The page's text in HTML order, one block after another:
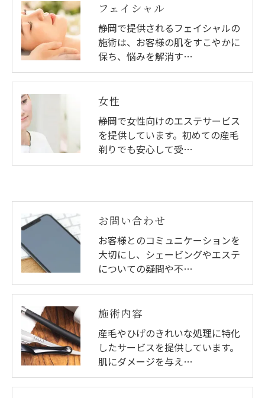
フェイシャル
静岡で提供されるフェイシャルの
施術は、お客様の肌をすこやかに
保ち、悩みを解消す…
女性
静岡で女性向けのエステサービス
を提供しています。初めての産毛
剃りでも安心して受…
お問い合わせ
お客様とのコミュニケーションを
大切にし、シェービングやエステ
についての疑問や不…
施術内容
産毛やひげのきれいな処理に特化
したサービスを提供しています。
肌にダメージを与え…